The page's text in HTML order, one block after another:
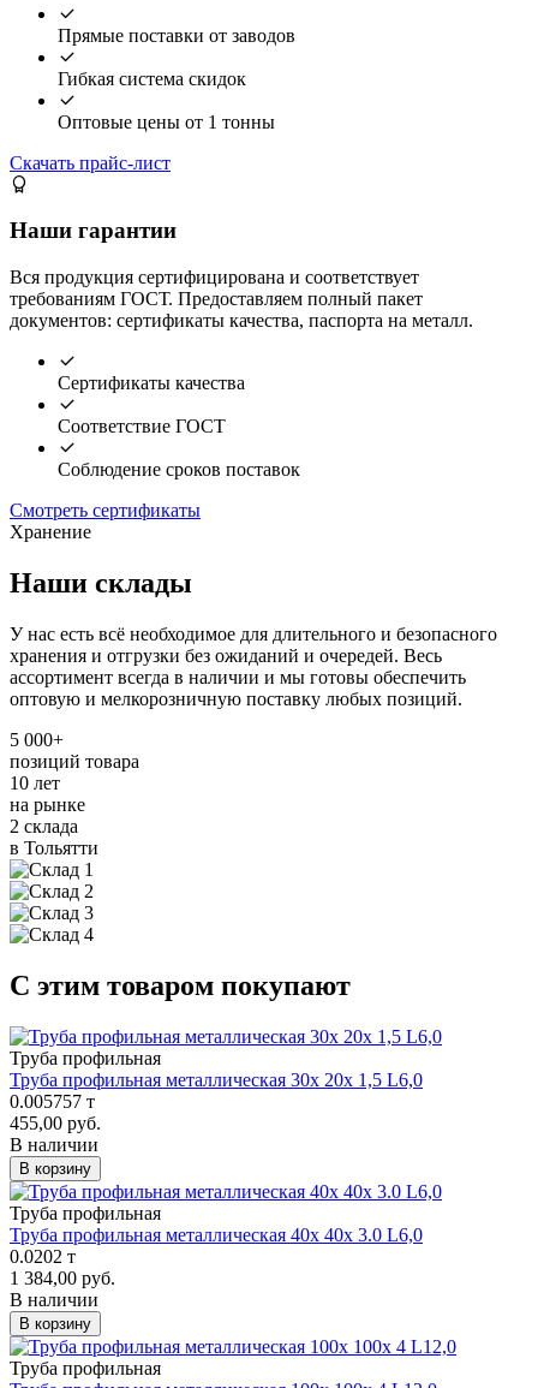
Прямые поставки от заводов
Гибкая система скидок
Оптовые цены от 1 тонны
Скачать прайс-лист
Наши гарантии
Вся продукция сертифицирована и соответствует
требованиям ГОСТ. Предоставляем полный пакет
документов: сертификаты качества, паспорта на металл.
Сертификаты качества
Соответствие ГОСТ
Соблюдение сроков поставок
Смотреть сертификаты
Хранение
Наши склады
У нас есть всё необходимое для длительного и безопасного
хранения и отгрузки без ожиданий и очередей. Весь
ассортимент всегда в наличии и мы готовы обеспечить
оптовую и мелкорозничную поставку любых позиций.
5 000+
позиций товара
10 лет
на рынке
2 склада
в Тольятти
С этим товаром покупают
Труба профильная
Труба профильная металлическая 30х 20х 1,5 L6,0
0.005757 т
455,00 руб.
В наличии
В корзину
Труба профильная
Труба профильная металлическая 40х 40х 3.0 L6,0
0.0202 т
1 384,00 руб.
В наличии
В корзину
Труба профильная